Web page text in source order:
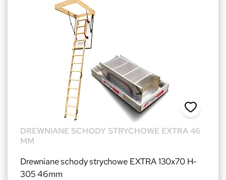
DREWNIANE SCHODY STRYCHOWE EXTRA 46
MM
Drewniane schody strychowe EXTRA 130x70 H-
305 46mm